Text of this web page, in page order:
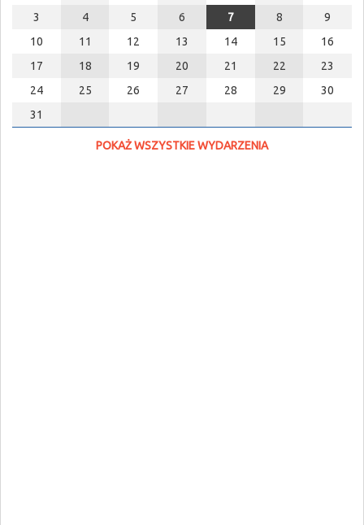
3
4 5 6 7 8
9
10
11 12 13 14 15
16
17
18 19 20 21 22
23
24
25 26 27 28 29
30
31
POKAŻ WSZYSTKIE WYDARZENIA